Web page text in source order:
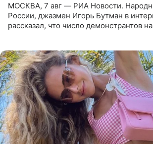
МОСКВА, 7 авг — РИА Новости.
России, джазмен Игорь Бутман в
рассказал, что число демонстрантов